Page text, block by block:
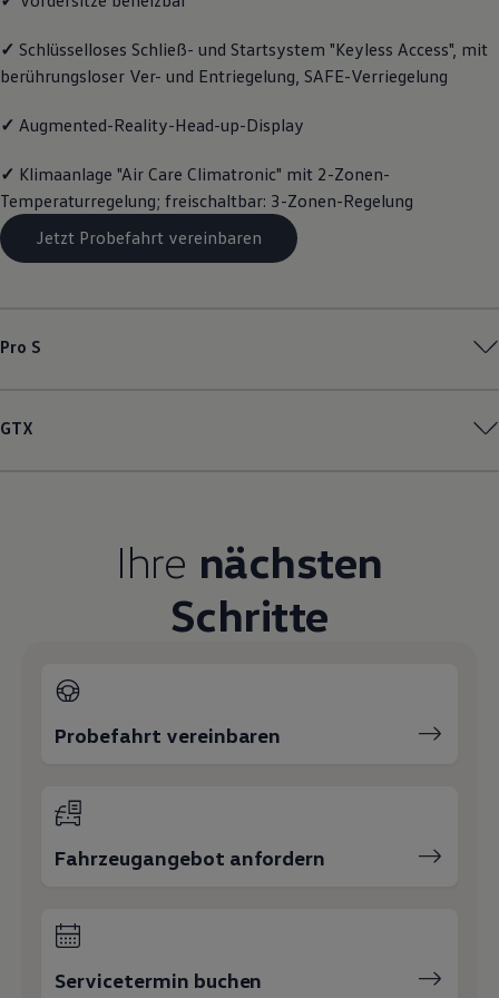
Pannen- und Unfallhilfe
Economy Service
Zubehör
Modellspezifisches Zubehör
Transport
Entertainment und Elektronik
Individualisieren
Wallbox und Ladekabel
Digitale Extras
Transport
Familie
Elektromobilität
Volkswagen R
Pannen- und Unfallhilfe
✓ Schlüsselloses Schließ- und Startsystem "Keyless Access", mit
berührungsloser Ver- und Entriegelung, SAFE-Verriegelung
✓ Augmented-Reality-Head-up-Display
✓ Klimaanlage "Air Care Climatronic" mit 2-Zonen-
Temperaturregelung; freischaltbar: 3-Zonen-Regelung
Jetzt Probefahrt vereinbaren
Pro S
GTX
Ihre nächsten
Schritte
Probefahrt vereinbaren
Fahrzeugangebot anfordern
Servicetermin buchen